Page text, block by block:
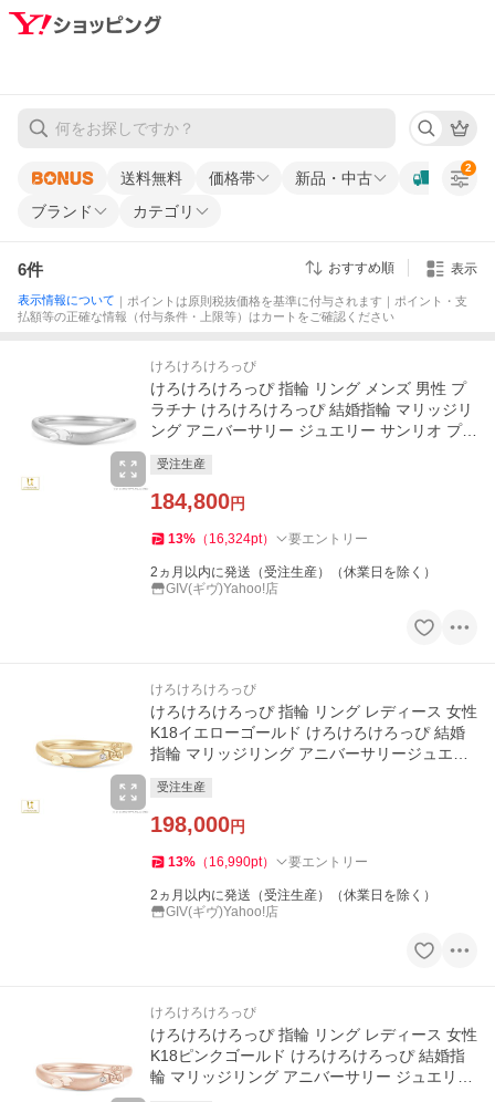
送料無料 価格帯
新品・中古
ブランド
カテゴリ
2
6件 おすすめ順 表示
表示情報について ｜ポイントは原則税抜価格を基準に付与されます｜ポイント・支
払額等の正確な情報（付与条件・上限等）はカートをご確認ください
けろけろけろっぴ
けろけろけろっぴ 指輪 リング メンズ 男性 プ
ラチナ けろけろけろっぴ 結婚指輪 マリッジリ
ング アニバーサリー ジュエリー サンリオ プレ
受注生産
184,800円
13% （ 16,324pt） 要エントリー
2ヵ月以内に発送（受注生産）（休業日を除く）
GIV(ギヴ)Yahoo!店
けろけろけろっぴ
けろけろけろっぴ 指輪 リング レディース 女性
K18イエローゴールド けろけろけろっぴ 結婚
指輪 マリッジリング アニバーサリージュエリ
受注生産
198,000円
13% （ 16,990pt） 要エントリー
2ヵ月以内に発送（受注生産）（休業日を除く）
GIV(ギヴ)Yahoo!店
けろけろけろっぴ
けろけろけろっぴ 指輪 リング レディース 女性
K18ピンクゴールド けろけろけろっぴ 結婚指
輪 マリッジリング アニバーサリー ジュエリー